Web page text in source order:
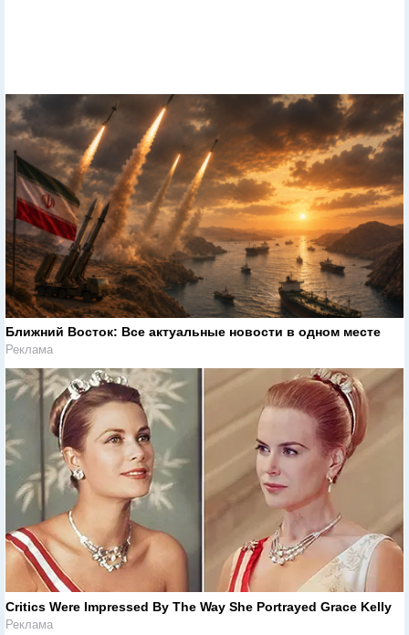
Ближний Восток: Все актуальные новости в одном месте
Реклама
Critics Were Impressed By The Way She Portrayed Grace Kelly
Реклама